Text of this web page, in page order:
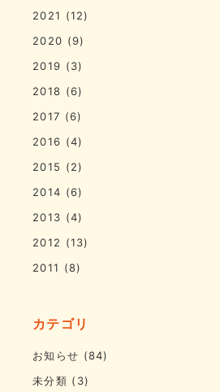
2021 (12)
2020 (9)
2019 (3)
2018 (6)
2017 (6)
2016 (4)
2015 (2)
2014 (6)
2013 (4)
2012 (13)
2011 (8)
カテゴリ
お知らせ (84)
未分類 (3)